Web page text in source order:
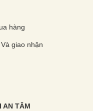
hàng
giao nhận
AN TÂM